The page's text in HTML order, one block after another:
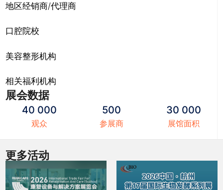
地区经销商/代理商
口腔院校
美容整形机构
相关福利机构
展会数据
40 000
观众
500
参展商
30 000
展馆面积
更多活动